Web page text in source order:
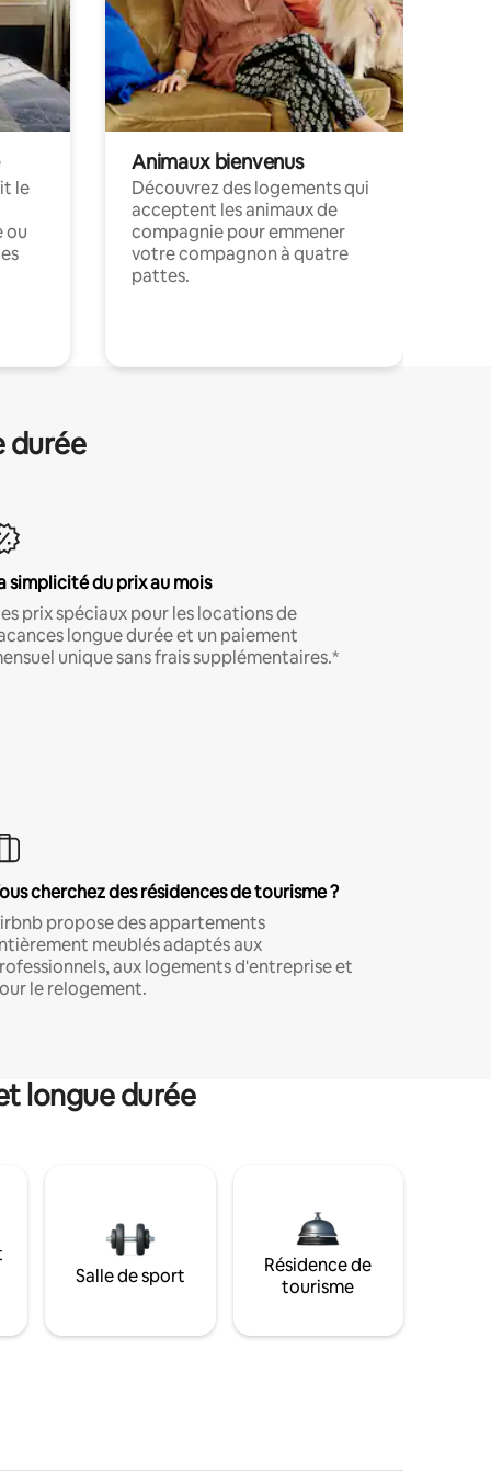
le
ou
Animaux bienvenus
Découvrez des logements qui
acceptent les animaux de
compagnie pour emmener
votre compagnon à quatre
pattes.
durée
simplicité du prix au mois
prix spéciaux pour les locations de
longue durée et un paiement
unique sans frais supplémentaires.*
cherchez des résidences de tourisme ?
propose des appartements
meublés adaptés aux
aux logements d'entreprise et
le relogement.
longue durée
Salle de sport
Résidence de
tourisme